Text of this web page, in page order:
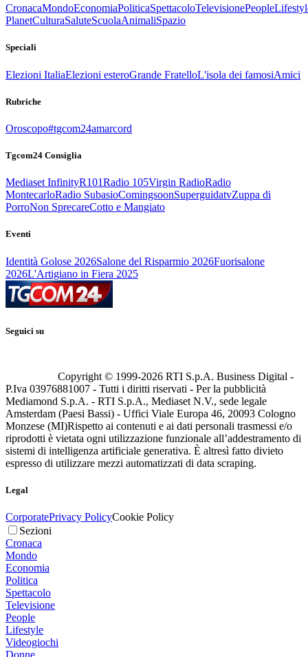
CronacaMondoEconomiaPoliticaSpettacoloTelevisionePeople
PlanetCulturaSaluteScuolaAnimaliSpazio
Speciali
Elezioni ItaliaElezioni esteroGrande FratelloL'isola dei famosiAmici
Rubriche
Oroscopo#tgcom24amarcord
Tgcom24 Consiglia
Mediaset InfinityR101Radio 105Virgin RadioRadio
MontecarloRadio SubasioComingsoonSuperguidatvZuppa di
PorroNon SprecareCotto e Mangiato
Eventi
Identità Golose 2026Salone del Risparmio 2026Fuorisalone
2026L'Artigiano in Fiera 2025
Seguici su
Copyright © 1999-2026 RTI S.p.A. Business Digital -
P.Iva 03976881007 - Tutti i diritti riservati - Per la pubblicità
Mediamond S.p.A. - RTI S.p.A., Mediaset N.V., sede legale
Amsterdam (Paesi Bassi) - Uffici Viale Europa 46, 20093 Cologno
Monzese (MI)Rispetto ai contenuti e ai dati personali trasmessi e/o
riprodotti è vietata ogni utilizzazione funzionale all’addestramento di
sistemi di intelligenza artificiale generativa. È altresì fatto divieto
espresso di utilizzare mezzi automatizzati di data scraping.
Legal
CorporatePrivacy PolicyCookie Policy
Sezioni
Cronaca
Mondo
Economia
Politica
Spettacolo
Televisione
People
Lifestyle
Videogiochi